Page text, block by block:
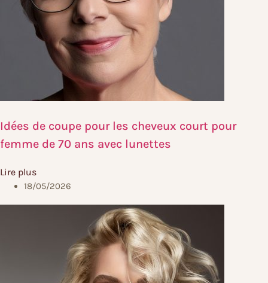
Idées de coupe pour les cheveux court pour
femme de 70 ans avec lunettes
Lire plus
18/05/2026